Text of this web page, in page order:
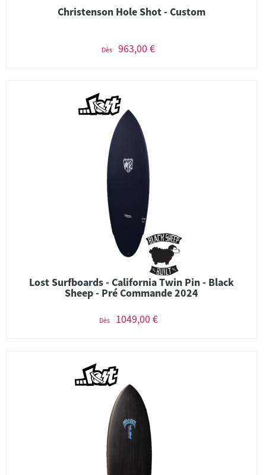
Christenson Hole Shot - Custom
Dès 963,00 €
Lost Surfboards - California Twin Pin - Black
Sheep - Pré Commande 2024
Dès 1049,00 €